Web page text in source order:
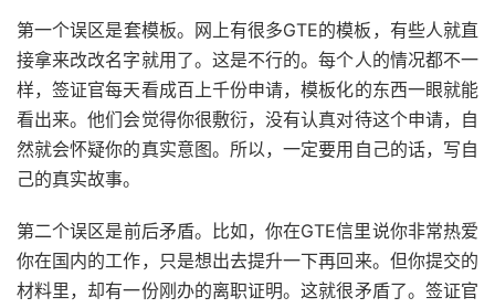
第一个误区是套模板。网上有很多GTE的模板，有些人就直
接拿来改改名字就用了。这是不行的。每个人的情况都不一
样，签证官每天看成百上千份申请，模板化的东西一眼就能
看出来。他们会觉得你很敷衍，没有认真对待这个申请，自
然就会怀疑你的真实意图。所以，一定要用自己的话，写自
己的真实故事。
第二个误区是前后矛盾。比如，你在GTE信里说你非常热爱
你在国内的工作，只是想出去提升一下再回来。但你提交的
材料里，却有一份刚办的离职证明。这就很矛盾了。签证官